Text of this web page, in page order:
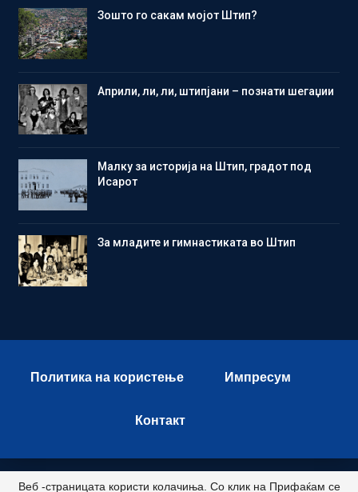
Зошто го сакам мојот Штип?
Aприли, ли, ли, штипјани – познати шегаџии
Малку за историја на Штип, градот под
Исарот
Зa младите и гимнастиката во Штип
Политика на користење Импресум
Контакт
Веб -страницата користи колачиња. Со клик на Прифаќам се